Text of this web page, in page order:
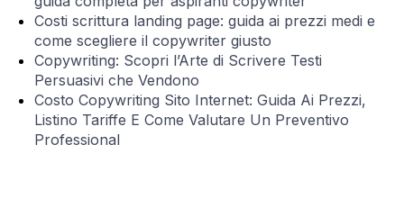
Costi scrittura landing page: guida ai prezzi medi e
come scegliere il copywriter giusto
Copywriting: Scopri l’Arte di Scrivere Testi
Persuasivi che Vendono
Costo Copywriting Sito Internet: Guida Ai Prezzi,
Listino Tariffe E Come Valutare Un Preventivo
Professional